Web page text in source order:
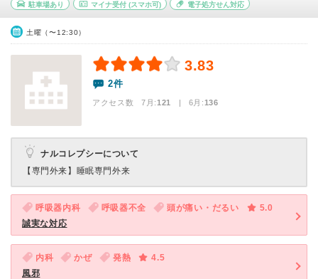
駐車場あり マイナ受付(スマホ可) 電子処方せん対応
土曜（〜12:30）
3.83
2件
アクセス数 7月:121 | 6月:136
ナルコレプシーについて
【専門外来】 睡眠専門外来
呼吸器内科 呼吸器不全 頭が痛い・だるい
5.0
誠実な対応
内科 かぜ 発熱
4.5
風邪